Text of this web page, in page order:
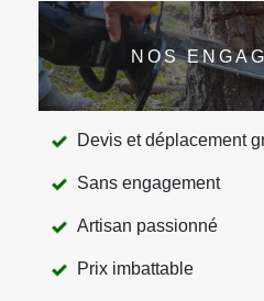
NOS
Devis et déplacement
Sans engagement
Artisan passionné
Prix imbattable